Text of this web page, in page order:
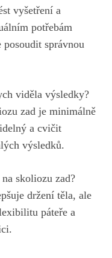
vyšetření ​a
⁢potřebám
posoudit správnou⁢
‌viděla výsledky?
zad je ⁤minimálně
a cvičit
výsledků.
skoliozu zad?
držení⁣ těla,‍ ale
páteře ‌a